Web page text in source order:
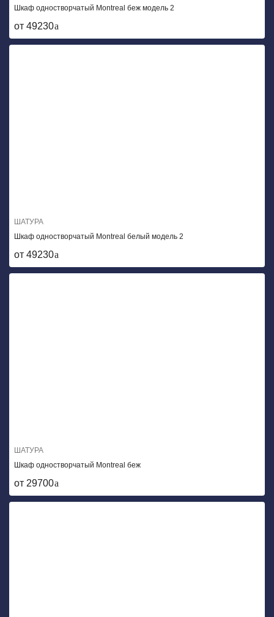
Шкаф одностворчатый Montreal беж модель 2
от 49230
ШАТУРА
Шкаф одностворчатый Montreal белый модель 2
от 49230
ШАТУРА
Шкаф одностворчатый Montreal беж
от 29700